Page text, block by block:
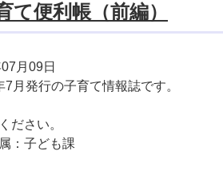
て便利帳（前編）
月09日
7月発行の子育て情報誌です。
ださい。
：子ども課